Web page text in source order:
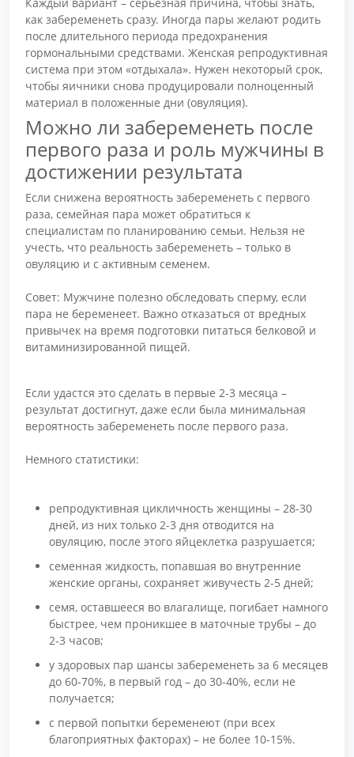
как забеременеть сразу. Иногда пары желают родить
после длительного периода предохранения
гормональными средствами. Женская репродуктивная
система при этом «отдыхала». Нужен некоторый срок,
чтобы яичники снова продуцировали полноценный
материал в положенные дни (овуляция).
Можно ли забеременеть после
первого раза и роль мужчины в
достижении результата
Если снижена вероятность забеременеть с первого
раза, семейная пара может обратиться к
специалистам по планированию семьи. Нельзя не
учесть, что реальность забеременеть – только в
овуляцию и с активным семенем.
Совет: Мужчине полезно обследовать сперму, если
пара не беременеет. Важно отказаться от вредных
привычек на время подготовки питаться белковой и
витаминизированной пищей.
Если удастся это сделать в первые 2-3 месяца –
результат достигнут, даже если была минимальная
вероятность забеременеть после первого раза.
Немного статистики:
репродуктивная цикличность женщины – 28-30
дней, из них только 2-3 дня отводится на
овуляцию, после этого яйцеклетка разрушается;
семенная жидкость, попавшая во внутренние
женские органы, сохраняет живучесть 2-5 дней;
семя, оставшееся во влагалище, погибает намного
быстрее, чем проникшее в маточные трубы – до
2-3 часов;
у здоровых пар шансы забеременеть за 6 месяцев
до 60-70%, в первый год – до 30-40%, если не
получается;
с первой попытки беременеют (при всех
благоприятных факторах) – не более 10-15%.